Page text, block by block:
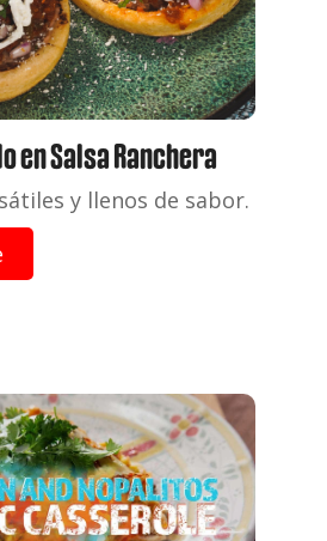
en Salsa Ranchera
y llenos de sabor.